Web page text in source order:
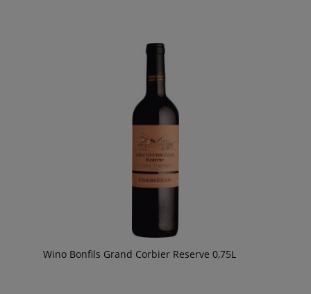
Wino Bonfils Grand Corbier Reserve 0,75L